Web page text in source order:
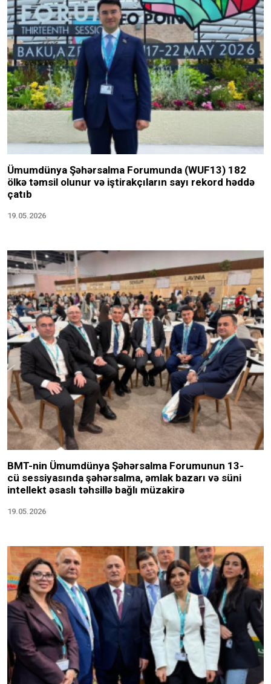
Ümumdünya Şəhərsalma Forumunda (WUF13) 182
ölkə təmsil olunur və iştirakçıların sayı rekord həddə
çatıb
19.05.2026
BMT-nin Ümumdünya Şəhərsalma Forumunun 13-
cü sessiyasında şəhərsalma, əmlak bazarı və süni
intellekt əsaslı təhsillə bağlı müzakirə
19.05.2026